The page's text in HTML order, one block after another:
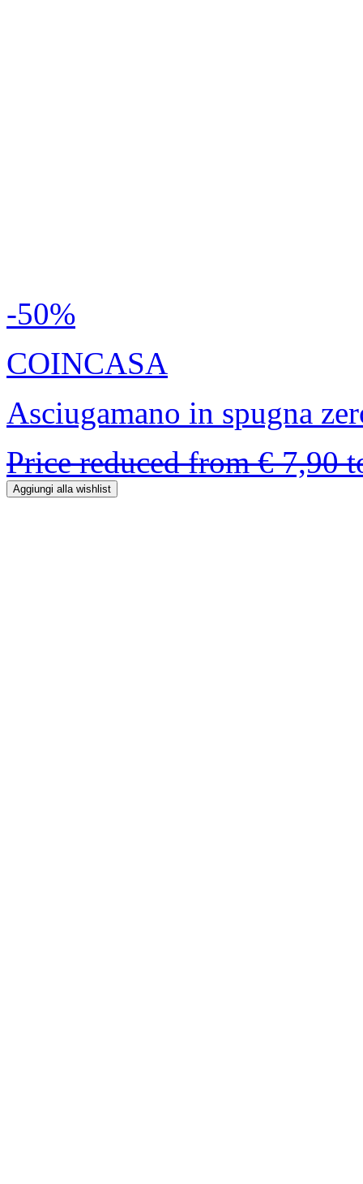
-50%
COINCASA
Asciugamano in spugna
Price reduced from€ 7,90
Aggiungi alla wishlist